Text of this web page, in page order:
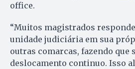
office.
“Muitos magistrados
unidade judiciária em sua
outras comarcas, fazendo que
deslocamento continuo. Isso